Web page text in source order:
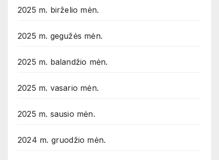
2025 m. birželio mėn.
2025 m. gegužės mėn.
2025 m. balandžio mėn.
2025 m. vasario mėn.
2025 m. sausio mėn.
2024 m. gruodžio mėn.